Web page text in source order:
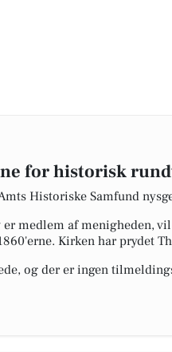
for historisk
Historiske Samfund
medlem af menigheden,
Kirken har prydet
og der er ingen